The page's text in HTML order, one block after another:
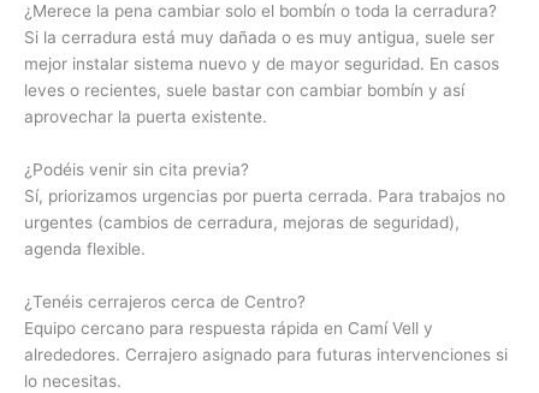
¿Merece la pena cambiar solo el bombín o toda la cerradura?
Si la cerradura está muy dañada o es muy antigua, suele ser
mejor instalar sistema nuevo y de mayor seguridad. En casos
leves o recientes, suele bastar con cambiar bombín y así
aprovechar la puerta existente.
¿Podéis venir sin cita previa?
Sí, priorizamos urgencias por puerta cerrada. Para trabajos no
urgentes (cambios de cerradura, mejoras de seguridad),
agenda flexible.
¿Tenéis cerrajeros cerca de Centro?
Equipo cercano para respuesta rápida en Camí Vell y
alrededores. Cerrajero asignado para futuras intervenciones si
lo necesitas.